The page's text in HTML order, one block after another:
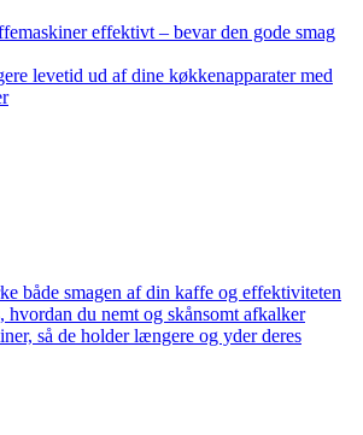
effektivt – bevar den gode smag
levetid ud af dine køkkenapparater med
både smagen af din kaffe og effektiviteten
hvordan du nemt og skånsomt afkalker
så de holder længere og yder deres